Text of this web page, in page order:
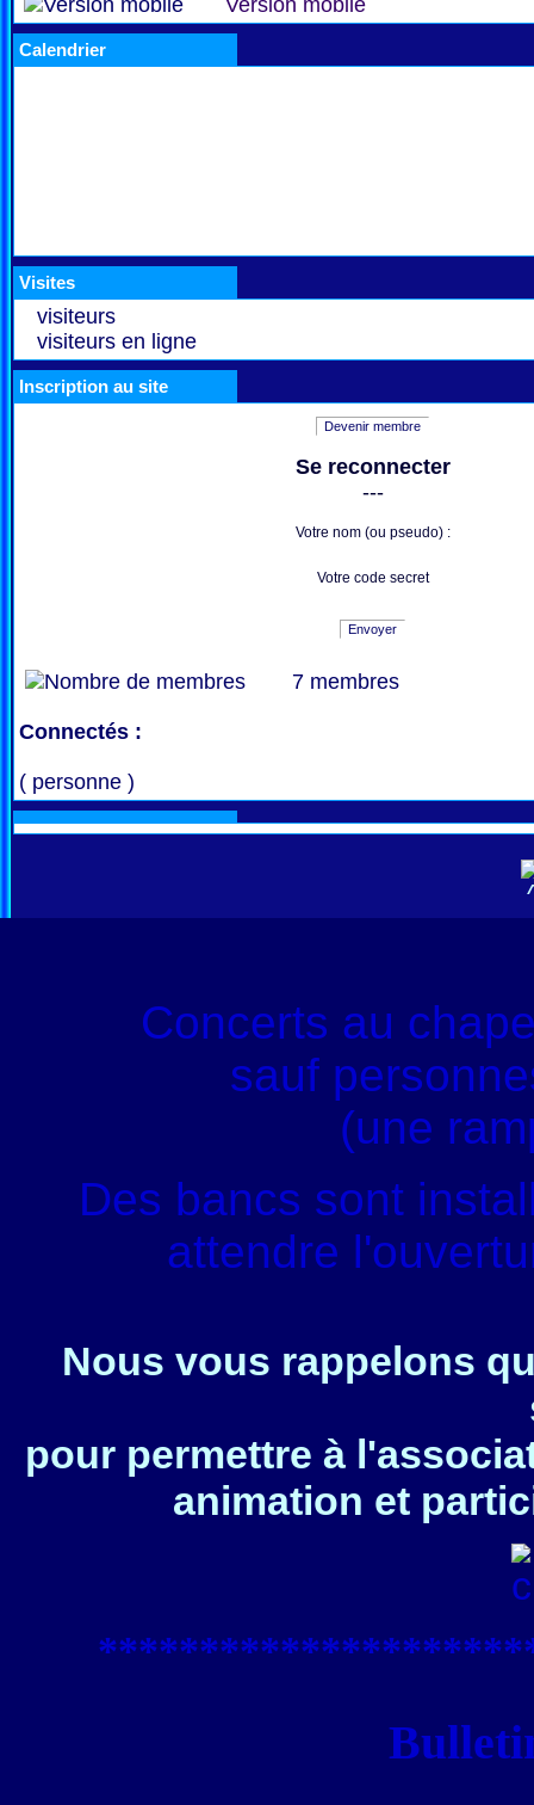
Version mobile
Calendrier
Visites
visiteurs
visiteurs en ligne
Inscription au site
Devenir membre
Se reconnecter
---
Votre nom (ou pseudo) :
Votre code secret
Envoyer
7 membres
Connectés :
( personne )
Concerts au
sauf
(une
Des bancs sont
attendre
Nous vous rappelons
pour permettre à
animation et
****************